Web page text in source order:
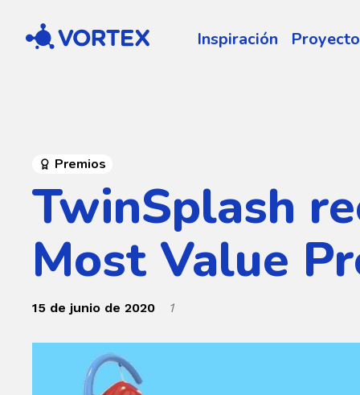
Vortex Inspiración
Premios
TwinSplash
Most Value
15 de junio de 2020 1